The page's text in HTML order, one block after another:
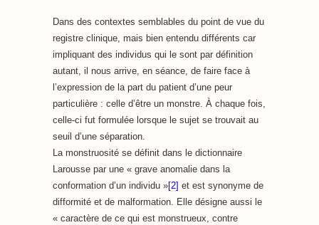
Dans des contextes semblables du point de vue du
registre clinique, mais bien entendu différents car
impliquant des individus qui le sont par définition
autant, il nous arrive, en séance, de faire face à
l’expression de la part du patient d’une peur
particulière : celle d’être un monstre. À chaque fois,
celle-ci fut formulée lorsque le sujet se trouvait au
seuil d’une séparation.
La monstruosité se définit dans le dictionnaire
Larousse par une « grave anomalie dans la
conformation d’un individu »[2] et est synonyme de
difformité et de malformation. Elle désigne aussi le
« caractère de ce qui est monstrueux, contre